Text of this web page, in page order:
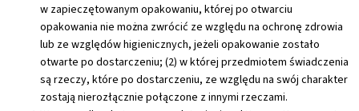
w zapieczętowanym opakowaniu, której po otwarciu
opakowania nie można zwrócić ze względu na ochronę zdrowia
lub ze względów higienicznych, jeżeli opakowanie zostało
otwarte po dostarczeniu; (2) w której przedmiotem świadczenia
są rzeczy, które po dostarczeniu, ze względu na swój charakter
zostają nierozłącznie połączone z innymi rzeczami.